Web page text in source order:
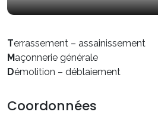
Terrassement – assainissement
Maçonnerie générale
Démolition – déblaiement
Coordonnées